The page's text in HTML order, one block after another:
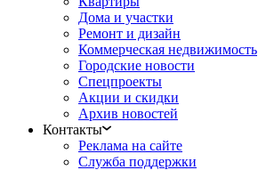
Дома и участки
Ремонт и дизайн
Коммерческая недвижимость
Городские новости
Спецпроекты
Акции и скидки
Архив новостей
Контакты
Реклама на сайте
Служба поддержки